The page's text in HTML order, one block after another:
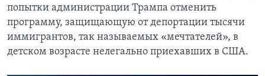
попытки администрации Трампа отменить
программу, защищающую от депортации тысячи
иммигрантов, так называемых «мечтателей», в
детском возрасте нелегально приехавших в США.